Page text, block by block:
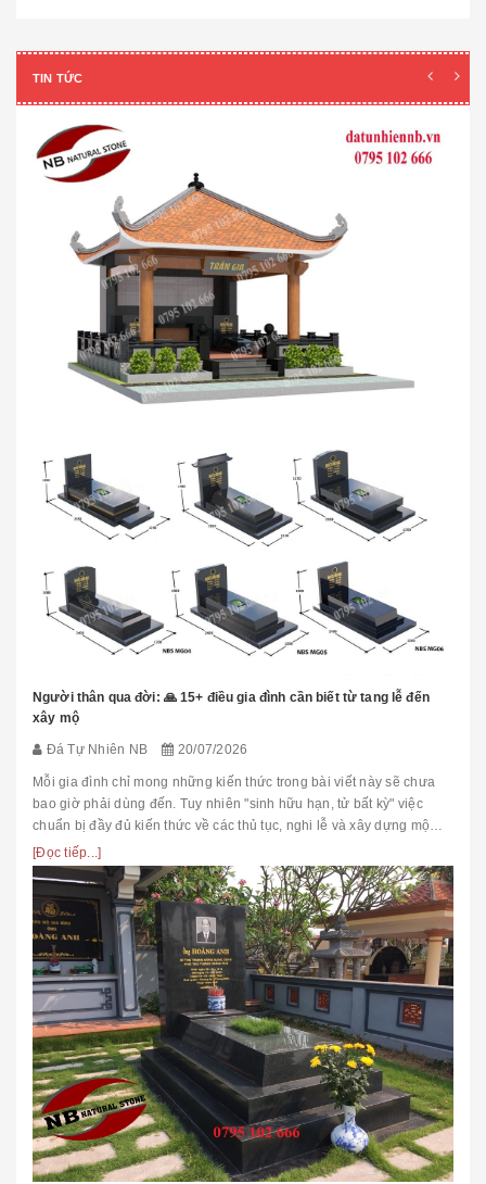
TIN TỨC
Người thân qua đời: 🙏 15+ điều gia đình cần biết từ tang lễ đến
xây mộ
Đá Tự Nhiên NB 20/07/2026
Mỗi gia đình chỉ mong những kiến thức trong bài viết này sẽ chưa
bao giờ phải dùng đến. Tuy nhiên "sinh hữu hạn, tử bất kỳ" việc
chuẩn bị đầy đủ kiến thức về các thủ tục, nghi lễ và xây dựng mộ
phầ...
[Đọc tiếp...]